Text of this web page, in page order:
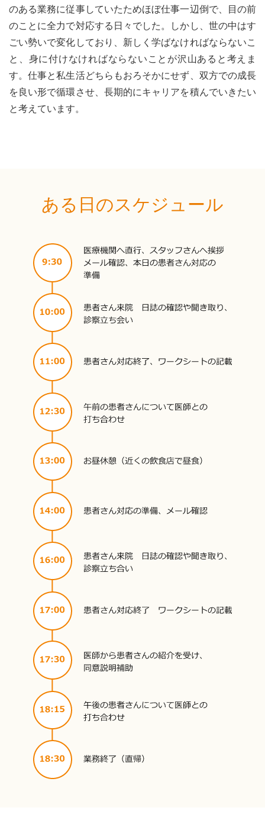
のある業務に従事していたためほぼ仕事一辺倒で、目の前
のことに全力で対応する日々でした。しかし、世の中はす
ごい勢いで変化しており、新しく学ばなければならないこ
と、身に付けなければならないことが沢山あると考えま
す。仕事と私生活どちらもおろそかにせず、双方での成長
を良い形で循環させ、長期的にキャリアを積んでいきたい
と考えています。
ある日のスケジュール